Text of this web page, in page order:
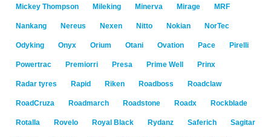
Mickey Thompson Mileking Minerva Mirage MRF
Nankang Nereus Nexen Nitto Nokian NorTec
Odyking Onyx Orium Otani Ovation Pace Pirelli
Powertrac Premiorri Presa Prime Well Prinx
Radar tyres Rapid Riken Roadboss Roadclaw
RoadCruza Roadmarch Roadstone Roadx Rockblade
Rotalla Rovelo Royal Black Rydanz Saferich Sagitar